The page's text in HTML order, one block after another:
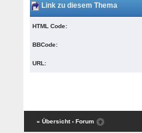
Link zu diesem Thema
HTML Code:
BBCode:
URL:
« Übersicht ‹ Forum